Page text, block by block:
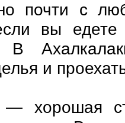
почти с
вы
В
и
— хорошая